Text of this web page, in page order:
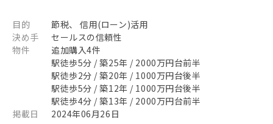
目的
節税、 信用(ローン)活用
決め手
セールスの信頼性
物件
追加購入4件
駅徒歩5分 / 築25年 / 2000万円台前半
駅徒歩2分 / 築20年 / 1000万円台後半
駅徒歩5分 / 築12年 / 1000万円台後半
駅徒歩4分 / 築13年 / 2000万円台前半
掲載日
2024年06月26日